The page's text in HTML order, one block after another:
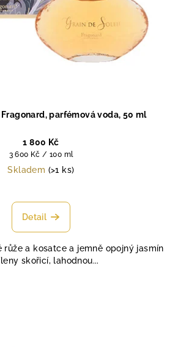
parfémová voda, 50 ml
1 800 Kč
Měrná
cena:
3 600 Kč / 100 ml
Skladem (>1 ks)
hodnocení
produktu
z
5
Detail
růže a kosatce a jemně opojný jasmín
skořicí, lahodnou...